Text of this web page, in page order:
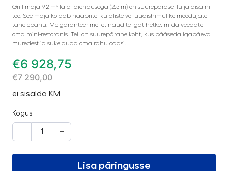
Grillimaja 9,2 m² laia laiendusega (2,5 m) on suurepärase ilu ja disaini
töö. See maja köidab naabrite, külaliste või uudishimulike möödujate
tähelepanu. Me garanteerime, et naudite igat hetke, mida veedate
oma mini-restoranis. Teil on suurepärane koht, kus pääseda igapäeva
muredest ja sukelduda oma rahu oaasi.
€6 928,75
€7 290,00
ei sisalda KM
Kogus
- +
Lisa päringusse